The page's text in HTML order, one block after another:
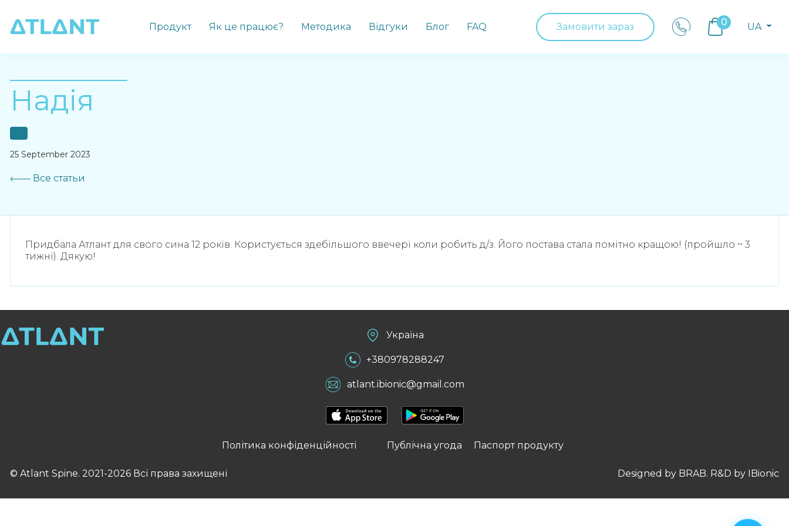
Продукт Як це працює? Методика Відгуки Блог FAQ Замовити зараз 0 UA
Надія
25 September 2023
Все статьи
Придбала Атлант для свого сина 12 років. Користується здебільшого ввечері коли робить д/з. Його постава стала помітно кращою! (пройшло ~ 3
тижні). Дякую!
Україна
+380978288247
atlant.ibionic@gmail.com
Політика конфіденційності Публічна угода Паспорт продукту
© Atlant Spine. 2021-2026 Всі права захищені Designed by BRAB. R&D by IBionic